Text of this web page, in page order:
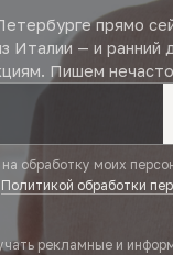
прямо
Италии — и ранний
Пишем
обработку моих
Политикой обработки
рекламные и